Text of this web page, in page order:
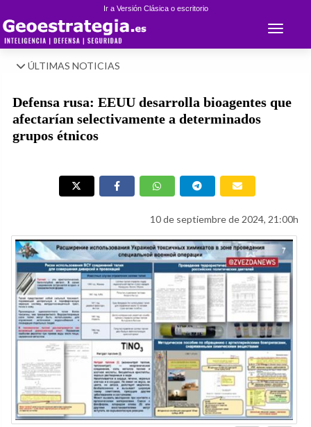
Ir a Versión Clásica o escritorio
Toggle
ÚLTIMAS NOTICIAS
Defensa rusa: EEUU desarrolla bioagentes que
afectarían selectivamente a determinados
grupos étnicos
10 de septiembre de 2024, 21:00h